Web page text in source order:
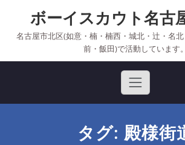
content
ボーイスカウト名古
名古屋市北区(如意・楠・楠西・城北・辻・名
前・飯田)で活動しています。
タグ: 殿様街